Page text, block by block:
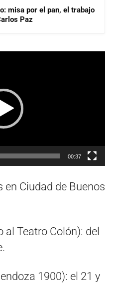
misa por el pan, el trabajo
Paz
00:37
en Ciudad de Buenos
Teatro Colón): del
1900): el 21 y